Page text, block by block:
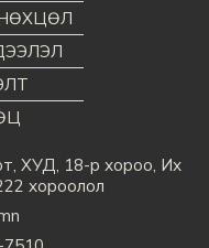
ХУД, 18-р хороо, Их
хороолол